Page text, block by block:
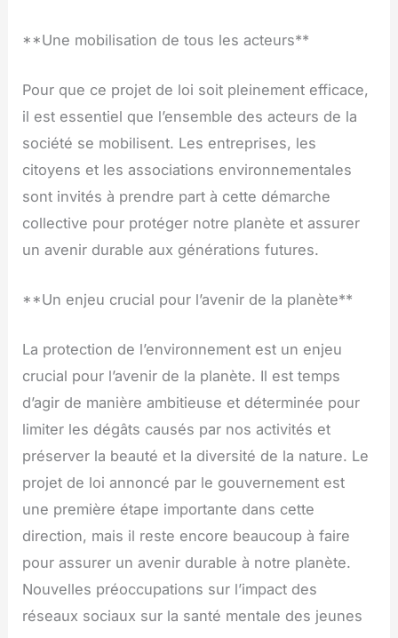
**Une mobilisation de tous les acteurs**
Pour que ce projet de loi soit pleinement efficace,
il est essentiel que l’ensemble des acteurs de la
société se mobilisent. Les entreprises, les
citoyens et les associations environnementales
sont invités à prendre part à cette démarche
collective pour protéger notre planète et assurer
un avenir durable aux générations futures.
**Un enjeu crucial pour l’avenir de la planète**
La protection de l’environnement est un enjeu
crucial pour l’avenir de la planète. Il est temps
d’agir de manière ambitieuse et déterminée pour
limiter les dégâts causés par nos activités et
préserver la beauté et la diversité de la nature. Le
projet de loi annoncé par le gouvernement est
une première étape importante dans cette
direction, mais il reste encore beaucoup à faire
pour assurer un avenir durable à notre planète.
Nouvelles préoccupations sur l’impact des
réseaux sociaux sur la santé mentale des jeunes